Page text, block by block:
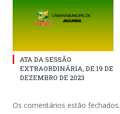
ATA DA SESSÃO
EXTRAORDINÁRIA, DE 19 DE
DEZEMBRO DE 2023
Os comentários estão fechados.